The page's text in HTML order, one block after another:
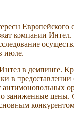
Европейского
компании
июле.
в демпинге.
в
заниженные